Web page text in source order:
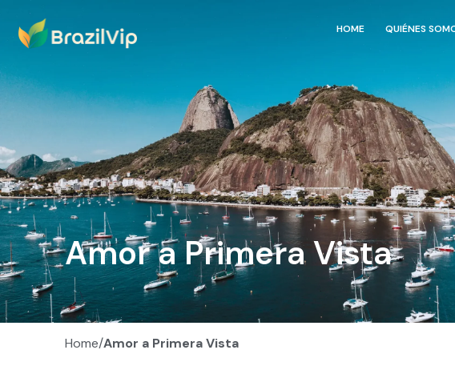
HOME QUIÉNES
Amor a Primera Vista
Home/Amor a Primera Vista